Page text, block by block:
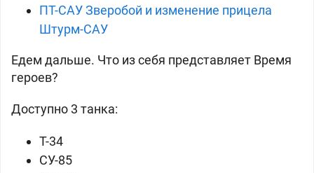
ПТ-САУ Зверобой и изменение прицела
Штурм-САУ
Едем дальше. Что из себя представляет Время
героев?
Доступно 3 танка:
Т-34
СУ-85